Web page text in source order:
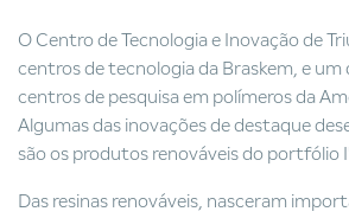
O Centro de Tecnologia e Inovação de
centros de tecnologia da Braskem, e um
centros de pesquisa em polímeros da
Algumas das inovações de destaque
são os produtos renováveis do portfólio
Das resinas renováveis, nasceram